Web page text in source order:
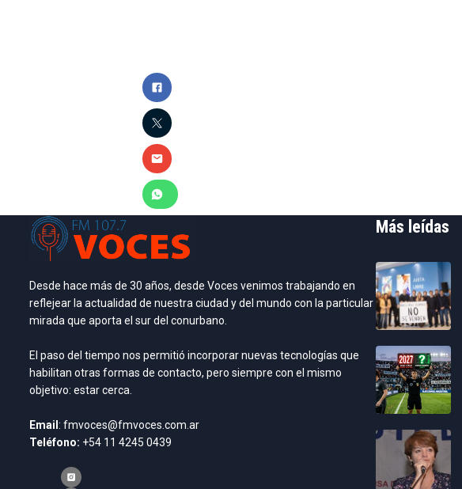
Desde hace más de 30 años, desde Voces venimos trabajando en
reflejear la actualidad de nuestra ciudad y del mundo con la particular
mirada que aporta el sur del conurbano.
El paso del tiempo nos permitió incorporar nuevas tecnologías que
habilitan otras formas de contacto, pero siempre con el mismo
objetivo: estar cerca.
Email: fmvoces@fmvoces.com.ar
Teléfono: +54 11 4245 0439
Más leídas